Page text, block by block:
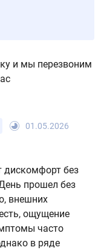
01.05.2026
дискомфорт без
прошел без
внешних
ощущение
часто
в ряде
и мы перезвоним